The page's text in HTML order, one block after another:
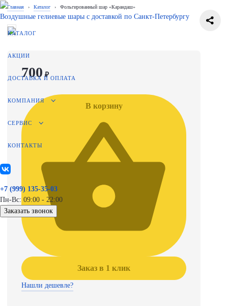
Воздушные гелиевые шары с доставкой по Санкт-Петербургу
КАТАЛОГ
АКЦИИ
ДОСТАВКА И ОПЛАТА
КОМПАНИЯ
СЕРВИС
КОНТАКТЫ
+7 (999) 135-35-03
Пн-Вс: 09:00 - 22:00
Заказать звонок
Главная › Каталог › Фольгированный шар «Карандаш»
700 ₽
В корзину
Заказ в 1 клик
Нашли дешевле?